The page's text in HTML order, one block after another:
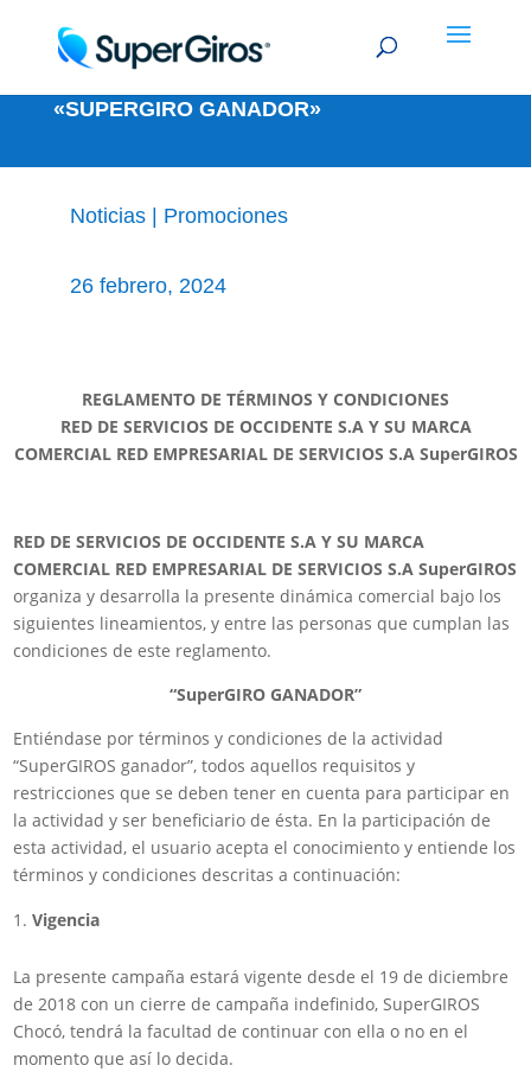
«SUPERGIRO GANADOR»
Noticias| Promociones
26 febrero, 2024
REGLAMENTO DE TÉRMINOS Y CONDICIONES
RED DE SERVICIOS DE OCCIDENTE S.A Y SU MARCA
COMERCIAL RED EMPRESARIAL DE SERVICIOS S.A SuperGIROS
RED DE SERVICIOS DE OCCIDENTE S.A Y SU MARCA
COMERCIAL RED EMPRESARIAL DE SERVICIOS S.A SuperGIROS
organiza y desarrolla la presente dinámica comercial bajo los
siguientes lineamientos, y entre las personas que cumplan las
condiciones de este reglamento.
“SuperGIRO GANADOR”
Entiéndase por términos y condiciones de la actividad
“SuperGIROS ganador”, todos aquellos requisitos y
restricciones que se deben tener en cuenta para participar en
la actividad y ser beneficiario de ésta. En la participación de
esta actividad, el usuario acepta el conocimiento y entiende los
términos y condiciones descritas a continuación:
Vigencia
La presente campaña estará vigente desde el 19 de diciembre
de 2018 con un cierre de campaña indefinido, SuperGIROS
Chocó, tendrá la facultad de continuar con ella o no en el
momento que así lo decida.